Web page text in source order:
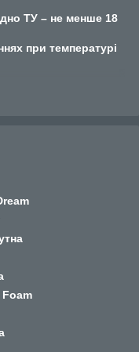
ТУ – не менше 18
при температурі
Foam